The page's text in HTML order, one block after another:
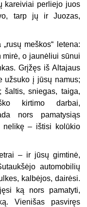
kareiviai perliejo juos
tarp jų ir Juozas,
meškos“ letena:
mirė, o jaunėliui sūnui
Grįžęs iš Altajaus
užsuko į jūsų namus;
šaltis, sniegas, taiga,
kirtimo darbai,
nors pamatysiąs
nelikę – ištisi kolūkio
– ir jūsų gimtinė,
automobilių
kalbėjos, dairėsi.
ką nors pamatyti,
Vienišas pasviręs